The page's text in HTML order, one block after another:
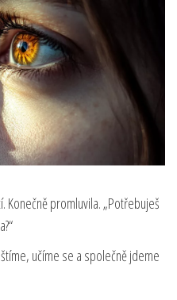
Konečně promluvila. „Potřebuješ
učíme se a společně jdeme